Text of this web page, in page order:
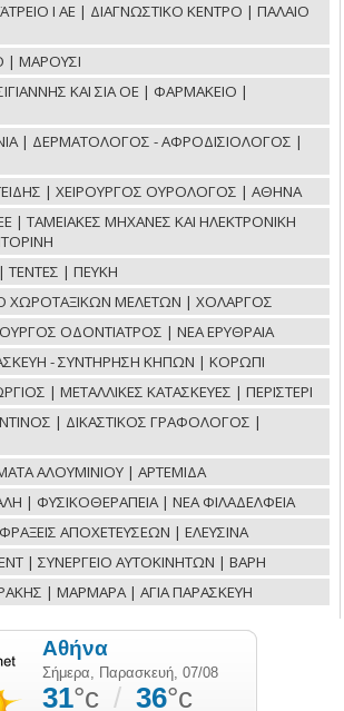
Ι ΑΕ | ΔΙΑΓΝΩΣΤΙΚΟ ΚΕΝΤΡΟ | ΠΑΛΑΙΟ
| ΜΑΡΟΥΣΙ
ΚΑΙ ΣΙΑ ΟΕ | ΦΑΡΜΑΚΕΙΟ |
| ΔΕΡΜΑΤΟΛΟΓΟΣ - ΑΦΡΟΔΙΣΙΟΛΟΓΟΣ |
| ΧΕΙΡΟΥΡΓΟΣ ΟΥΡΟΛΟΓΟΣ | ΑΘΗΝΑ
ΕΕ | ΤΑΜΕΙΑΚΕΣ ΜΗΧΑΝΕΣ ΚΑΙ ΗΛΕΚΤΡΟΝΙΚΗ
| ΤΕΝΤΕΣ | ΠΕΥΚΗ
ΧΩΡΟΤΑΞΙΚΩΝ ΜΕΛΕΤΩΝ | ΧΟΛΑΡΓΟΣ
ΟΔΟΝΤΙΑΤΡΟΣ | ΝΕΑ ΕΡΥΘΡΑΙΑ
- ΣΥΝΤΗΡΗΣΗ ΚΗΠΩΝ | ΚΟΡΩΠΙ
| ΜΕΤΑΛΛΙΚΕΣ ΚΑΤΑΣΚΕΥΕΣ | ΠΕΡΙΣΤΕΡΙ
| ΔΙΚΑΣΤΙΚΟΣ ΓΡΑΦΟΛΟΓΟΣ |
ΑΛΟΥΜΙΝΙΟΥ | ΑΡΤΕΜΙΔΑ
| ΦΥΣΙΚΟΘΕΡΑΠΕΙΑ | ΝΕΑ ΦΙΛΑΔΕΛΦΕΙΑ
ΑΠΟΧΕΤΕΥΣΕΩΝ | ΕΛΕΥΣΙΝΑ
| ΣΥΝΕΡΓΕΙΟ ΑΥΤΟΚΙΝΗΤΩΝ | ΒΑΡΗ
| ΜΑΡΜΑΡΑ | ΑΓΙΑ ΠΑΡΑΣΚΕΥΗ